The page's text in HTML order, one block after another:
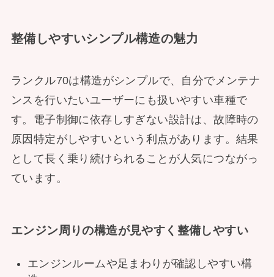
整備しやすいシンプル構造の魅力
ランクル70は構造がシンプルで、自分でメンテナ
ンスを行いたいユーザーにも扱いやすい車種で
す。電子制御に依存しすぎない設計は、故障時の
原因特定がしやすいという利点があります。結果
として長く乗り続けられることが人気につながっ
ています。
エンジン周りの構造が見やすく整備しやすい
エンジンルームや足まわりが確認しやすい構